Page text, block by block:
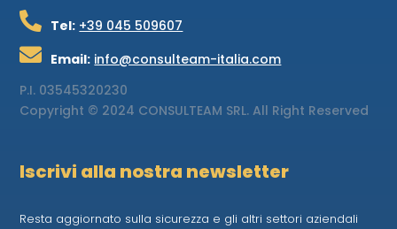
Tel: +39 045 509607

Email: info@consulteam-italia.com

P.I. 03545320230
Copyright © 2024 CONSULTEAM SRL. All Right Reserved
Iscrivi alla nostra newsletter
Resta aggiornato sulla sicurezza e gli altri settori aziendali